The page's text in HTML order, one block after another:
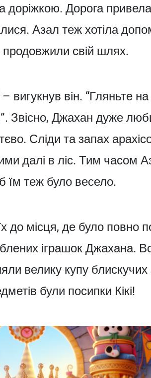
доріжкою. Дорога
Азал теж хотіла
свій шлях.
він. “Гляньте на
Звісно, Джахан дуже
Сліди та запах
далі в ліс. Тим часом
їм теж було весело.
до місця, де було повно
іграшок Джахана.
велику купу блискучих
були посипки Кікі!